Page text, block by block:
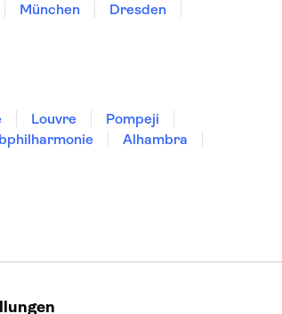
München
Dresden
Louvre
Pompeji
Alhambra